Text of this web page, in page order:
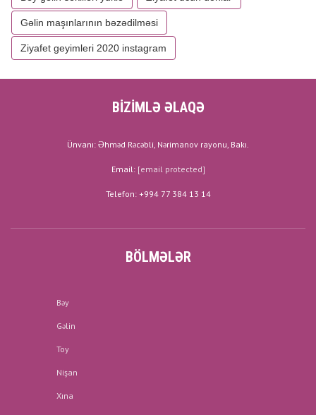
Gəlin maşınlarının bəzədilməsi
Ziyafet geyimleri 2020 instagram
BİZİMLƏ ƏLAQƏ
Ünvanı: Əhməd Rəcəbli, Nərimanov rayonu, Bakı.
Email: [email protected]
Telefon: +994 77 384 13 14
BÖLMƏLƏR
Bəy
Gəlin
Toy
Nişan
Xına